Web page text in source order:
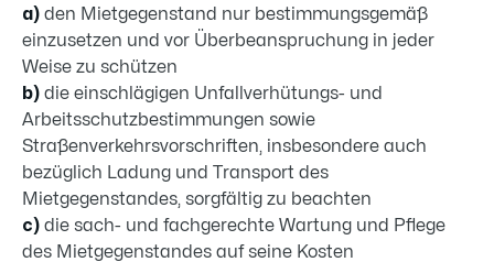
a) den Mietgegenstand nur bestimmungsgemäß
einzusetzen und vor Überbeanspruchung in jeder
Weise zu schützen
b) die einschlägigen Unfallverhütungs- und
Arbeitsschutzbestimmungen sowie
Straßenverkehrsvorschriften, insbesondere auch
bezüglich Ladung und Transport des
Mietgegenstandes, sorgfältig zu beachten
c) die sach- und fachgerechte Wartung und Pflege
des Mietgegenstandes auf seine Kosten